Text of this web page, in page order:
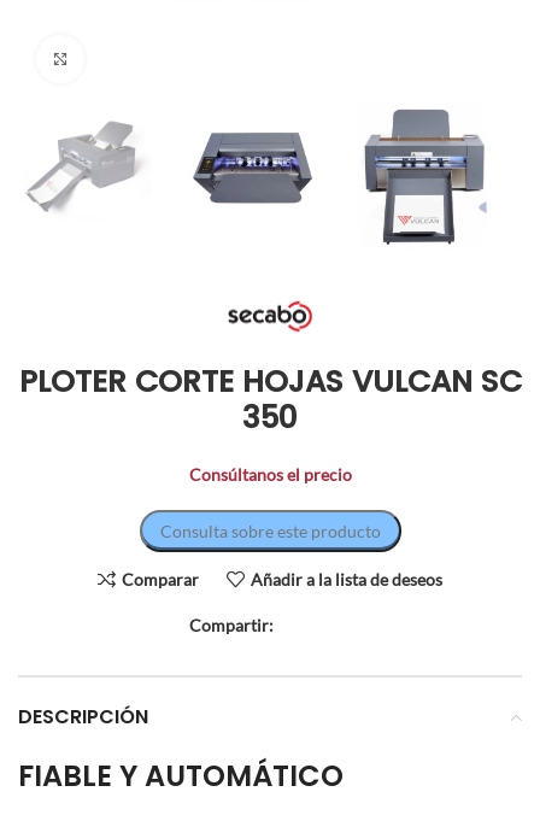
PLOTER CORTE HOJAS VULCAN SC
350
Consúltanos el precio
Consulta sobre este producto
Comparar Añadir a la lista de deseos
Compartir:
DESCRIPCIÓN
FIABLE Y AUTOMÁTICO